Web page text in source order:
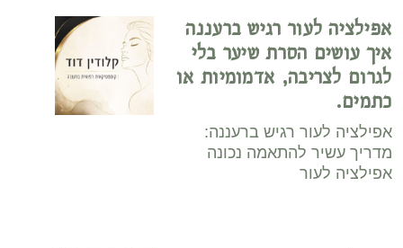
אפילציה לעור רגיש ברעננה
איך עושים הסרת שיער בלי
לגרום לצריבה, אדמומיות או
כתמים.
אפילציה לעור רגיש ברעננה:
מדריך עשיר להתאמה נכונה
אפילציה לעור